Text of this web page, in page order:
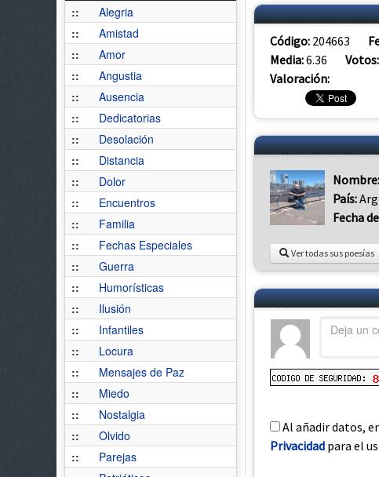
::
Alegria
::
Amistad
::
Amor
::
Angustia
::
Ausencia
::
Dedicatorias
::
Desolación
::
Distancia
::
Dolor
::
Encuentros
::
Familia
::
Fechas Especiales
::
Guerra
::
Humorísticas
::
Ilusión
::
Infantiles
::
Locura
::
Mensajes de Paz
::
Miedo
::
Nostalgia
::
Olvido
::
Parejas
Código: 204663
Media:6.36 Votos:
Valoración:
Nombre:
País:
Fecha
Ver todas sus poesías
Al añadir datos,
Privacidad para el